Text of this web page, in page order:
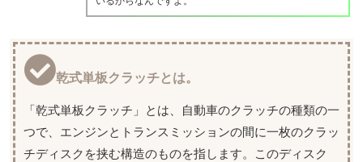
乾式単板クラッチとは。
「乾式単板クラッチ」とは、自動車のクラッチの種類の一
つで、エンジンとトランスミッションの間に一枚のクラッ
チディスクを挟む構造のものを指します。このディスク